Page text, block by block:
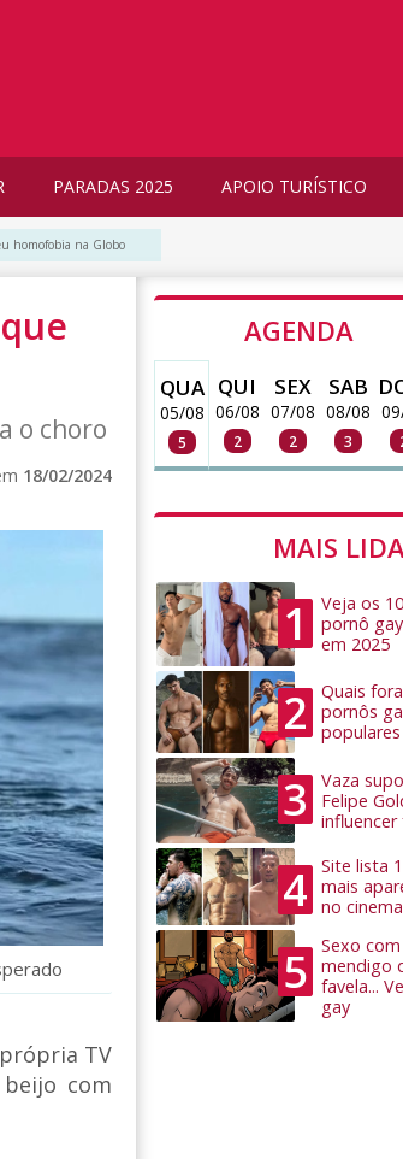
PARADAS 2025 APOIO TURÍSTICO
homofobia na Globo
o choro
18/02/2024
TV
com
AGENDA
QUA
05/08
5
QUI
06/08
2
SEX
07/08
2
SAB
08/08
3
MAIS
1
Veja os
pornô
em 2025
2
Quais
pornôs
3
Vaza
Felipe
influencer
4
Site lista
mais
no cinema
5
Sexo
mendigo
favela...
gay